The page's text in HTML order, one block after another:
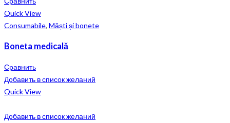
Quick View
Consumabile, Măști și bonete
Boneta medicală
Сравнить
Добавить в список желаний
Quick View
Добавить в список желаний